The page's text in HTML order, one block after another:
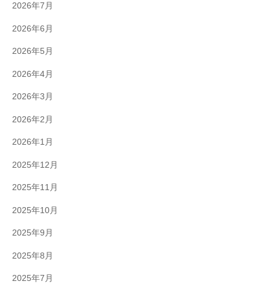
2026年7月
2026年6月
2026年5月
2026年4月
2026年3月
2026年2月
2026年1月
2025年12月
2025年11月
2025年10月
2025年9月
2025年8月
2025年7月